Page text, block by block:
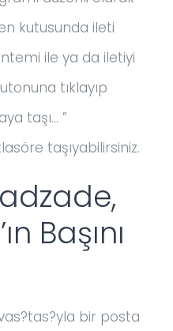
kutusunda ileti
ile ya da iletiyi
tıklayıp
taşı… ”
taşıyabilirsiniz.
Başını
bir posta